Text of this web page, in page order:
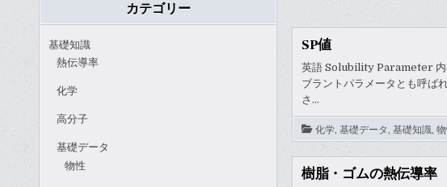
カテゴリー
基礎知識
熱伝導率
化学
高分子
基礎データ
物性
SP値
英語 Solubility Parameter 内
ブラントパラメータとも呼ば
さ…
化学, 基礎データ 基礎知識
樹脂・ゴムの熱伝導率